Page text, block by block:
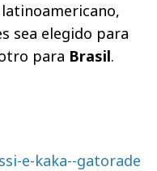
sea elegido para
para Brasil.
e-kaka--gatorade